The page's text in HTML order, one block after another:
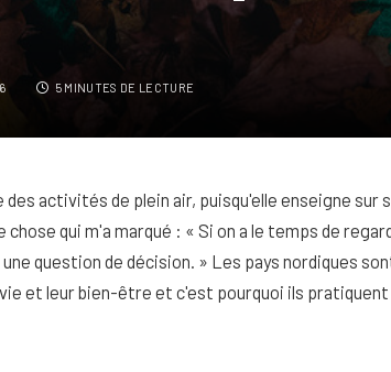
5 MINUTES DE LECTURE
activités de plein air, puisqu'elle enseigne sur
chose qui m'a marqué : « Si on a le temps de
question de décision. » Les pays nordiques
et leur bien-être et c'est pourquoi ils pratiquent